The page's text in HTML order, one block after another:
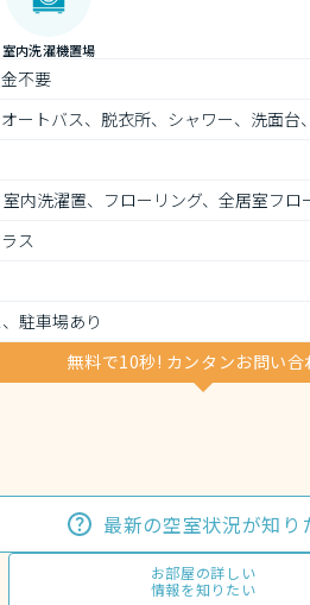
室内洗濯機置場
不要
ートバス、脱衣所、シャワー、洗面
内洗濯置、フローリング、全居室フロ
ス
駐車場あり
無料で10秒! カンタンお問い合
最新の空室状況が知り
お部屋の詳しい
情報を知りたい